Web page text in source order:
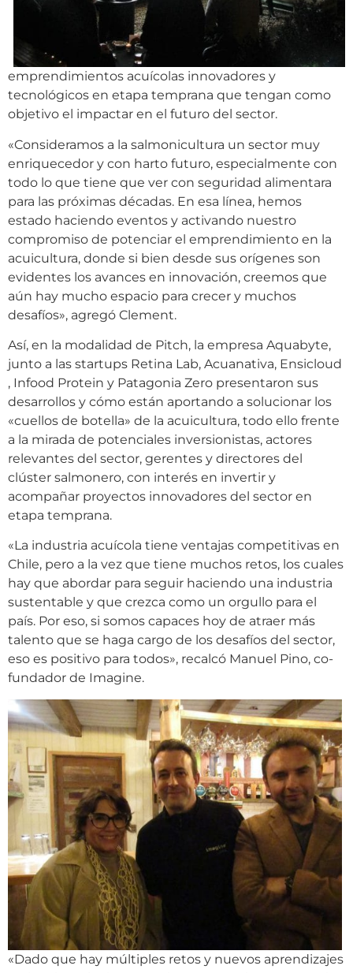
emprendimientos acuícolas innovadores y
tecnológicos en etapa temprana que tengan como
objetivo el impactar en el futuro del sector.
«Consideramos a la salmonicultura un sector muy
enriquecedor y con harto futuro, especialmente con
todo lo que tiene que ver con seguridad alimentara
para las próximas décadas. En esa línea, hemos
estado haciendo eventos y activando nuestro
compromiso de potenciar el emprendimiento en la
acuicultura, donde si bien desde sus orígenes son
evidentes los avances en innovación, creemos que
aún hay mucho espacio para crecer y muchos
desafíos», agregó Clement.
Así, en la modalidad de Pitch, la empresa Aquabyte,
junto a las startups Retina Lab, Acuanativa, Ensicloud
, Infood Protein y Patagonia Zero presentaron sus
desarrollos y cómo están aportando a solucionar los
«cuellos de botella» de la acuicultura, todo ello frente
a la mirada de potenciales inversionistas, actores
relevantes del sector, gerentes y directores del
clúster salmonero, con interés en invertir y
acompañar proyectos innovadores del sector en
etapa temprana.
«La industria acuícola tiene ventajas competitivas en
Chile, pero a la vez que tiene muchos retos, los cuales
hay que abordar para seguir haciendo una industria
sustentable y que crezca como un orgullo para el
país. Por eso, si somos capaces hoy de atraer más
talento que se haga cargo de los desafíos del sector,
eso es positivo para todos», recalcó Manuel Pino, co-
fundador de Imagine.
«Dado que hay múltiples retos y nuevos aprendizajes